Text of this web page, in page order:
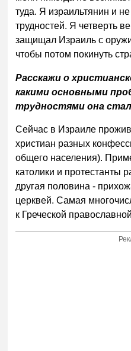
туда. Я израильтянин и
трудностей. Я четверть
защищал Израиль с
чтобы потом покинуть
Расскажи о
какими основными
трудностями она
Сейчас в Израиле
христиан разных
общего населения).
католики и протестанты
другая половина -
церквей. Самая
к Греческой